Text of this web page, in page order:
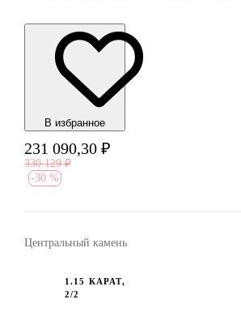
В избранноe
231 090,30 ₽
330 129 ₽
-30 %
Центральный камень
1.15 КАРАТ,
2/2